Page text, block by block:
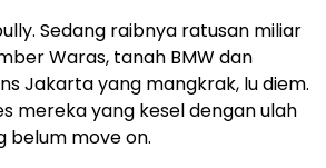
Sedang raibnya ratusan miliar
Waras, tanah BMW dan
Jakarta yang mangkrak, lu diem.
mereka yang kesel dengan ulah
belum move on.